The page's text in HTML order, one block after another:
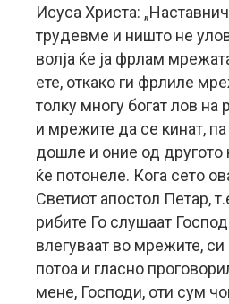
Исуса Христа:
трудевме и ништо не
волја ќе ја фрлам
ете, откако ги фрлиле
толку многу богат лов на
и мрежите да се кинат,
дошле и оние од другото
ќе потонеле. Кога сето
Светиот апостол Петар,
рибите Го слушаат
влегуваат во мрежите,
потоа и гласно
мене, Господи, оти сум